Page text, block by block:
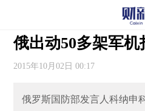
俄出动50多架军机
2015年10月02日 00:17
俄罗斯国防部发言人科纳申